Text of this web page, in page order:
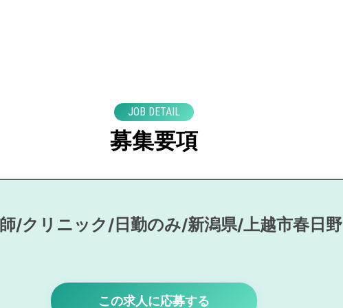
JOB DETAIL
募集要項
/クリニック/日勤のみ/新潟県/上越市春日野
この求人に応募する